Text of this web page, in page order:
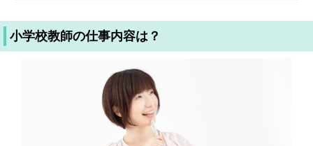
小学校教師の仕事内容は？